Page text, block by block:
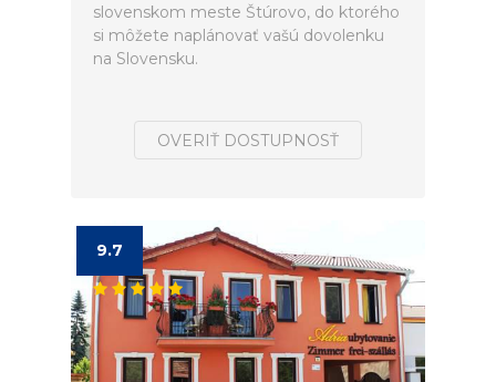
slovenskom meste Štúrovo, do ktorého
si môžete naplánovať vašú dovolenku
na Slovensku.
OVERIŤ DOSTUPNOSŤ
9.7